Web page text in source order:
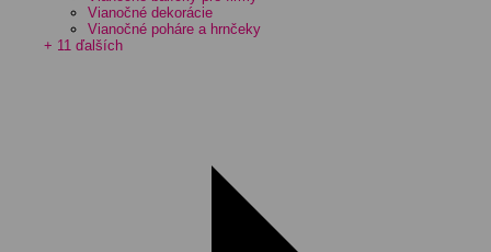
Vianočné dekorácie
Vianočné poháre a hrnčeky
+ 11 ďalších